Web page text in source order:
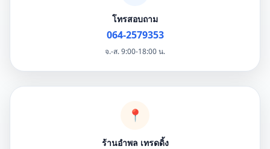
โทรสอบถาม
064-2579353
จ.-ส. 9:00-18:00 น.
📍
ร้านอำพล เทรดดิ้ง